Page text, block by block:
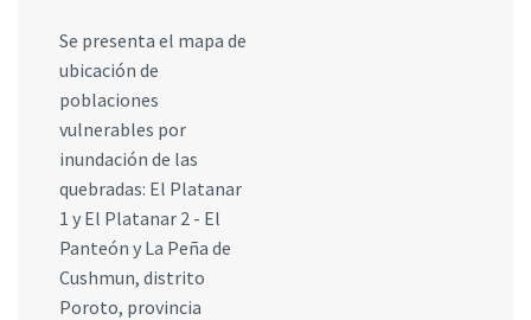
Se presenta el mapa de
ubicación de
poblaciones
vulnerables por
inundación de las
quebradas: El Platanar
1 y El Platanar 2 - El
Panteón y La Peña de
Cushmun, distrito
Poroto, provincia